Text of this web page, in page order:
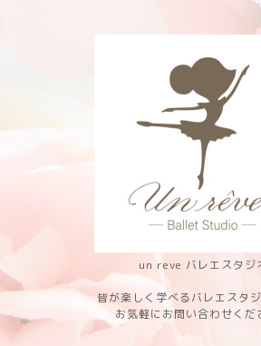
un reve バレエスタジ
皆が楽しく学べるバレエスタジ
お気軽にお問い合わせくだ